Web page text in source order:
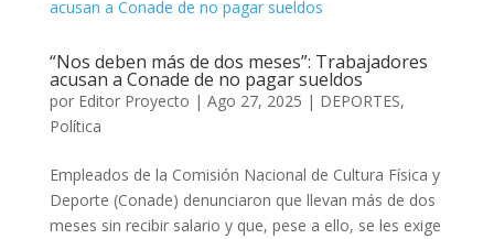
“Nos deben más de dos meses”: Trabajadores
acusan a Conade de no pagar sueldos
por Editor Proyecto | Ago 27, 2025 | DEPORTES,
Política
Empleados de la Comisión Nacional de Cultura Física y
Deporte (Conade) denunciaron que llevan más de dos
meses sin recibir salario y que, pese a ello, se les exige